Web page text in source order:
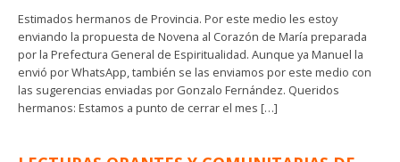
Estimados hermanos de Provincia. Por este medio les estoy
enviando la propuesta de Novena al Corazón de María preparada
por la Prefectura General de Espiritualidad. Aunque ya Manuel la
envió por WhatsApp, también se las enviamos por este medio con
las sugerencias enviadas por Gonzalo Fernández. Queridos
hermanos: Estamos a punto de cerrar el mes […]